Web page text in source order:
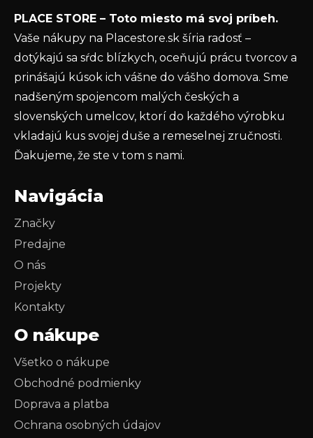
ochrany osobných údajov
PRIHLÁSIŤ SA
PLACE STORE – Toto miesto má svoj príbeh.
Vaše nákupy na Placestore.sk šíria radosť –
dotýkajú sa sŕdc blízkych, oceňujú prácu tvorcov a
prinášajú kúsok ich vášne do vášho domova. Sme
nadšeným spojencom malých českých a
slovenských umelcov, ktorí do každého výrobku
vkladajú kus svojej duše a remeselnej zručnosti.
Ďakujeme, že ste v tom s nami.
Navigácia
Značky
Predajne
O nás
Projekty
Kontakty
O nákupe
Všetko o nákupe
Obchodné podmienky
Doprava a platba
Ochrana osobných údajov